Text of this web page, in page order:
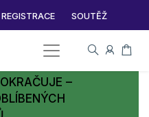
REGISTRACE SOUTĚŽ
–